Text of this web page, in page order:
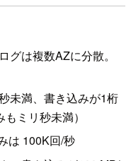
グは複数AZに分散。
未満、書き込みが1桁
ミリ秒未満）
は 100K回/秒